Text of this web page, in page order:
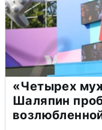
«Четырех
Шаляпин